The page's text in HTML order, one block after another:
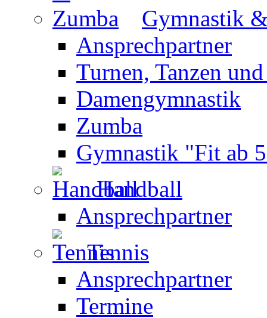
Gymnastik
Ansprechpartner
Turnen, Tanzen
Damengymnastik
Zumba
Gymnastik "Fit ab
Handball
Ansprechpartner
Tennis
Ansprechpartner
Termine